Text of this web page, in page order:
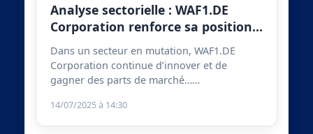
Analyse sectorielle : WAF1.DE
Corporation renforce sa position…
Dans un secteur en mutation, WAF1.DE
Corporation continue d’innover et de
gagner des parts de marché……
14/07/2025 à 14:30